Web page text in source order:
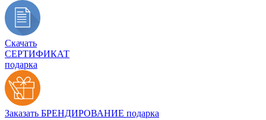
Скачать
СЕРТИФИКАТ
подарка
Заказать БРЕНДИРОВАНИЕ подарка